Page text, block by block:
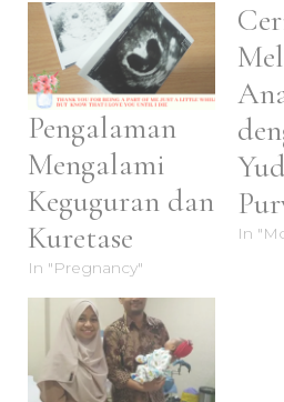
Pengalaman
Mengalami
Keguguran dan
Kuretase
In "Pregnancy"
In